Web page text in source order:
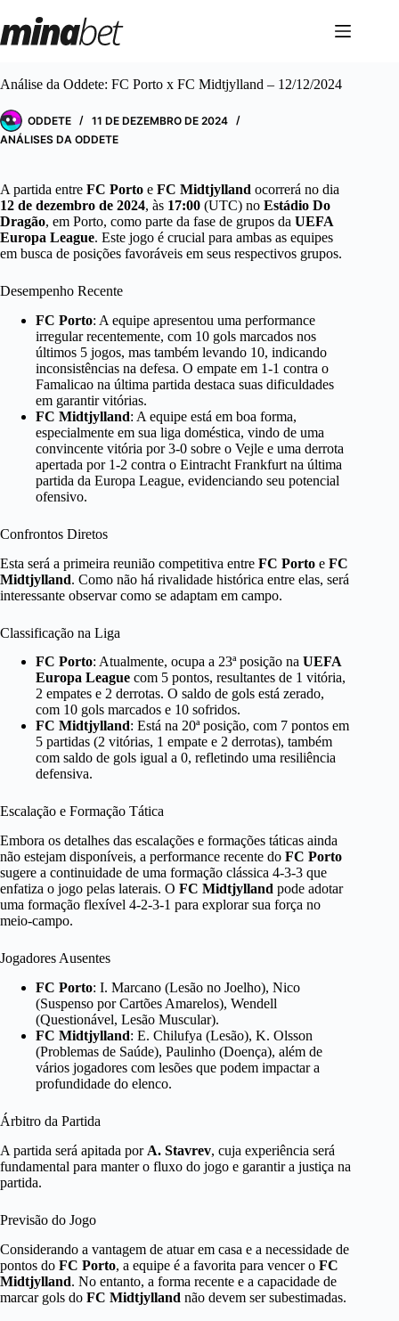
para
o
Análise da Oddete: FC Porto x FC Midtjylland – 12/12/2024
ODDETE
11 DE DEZEMBRO DE 2024
ANÁLISES DA ODDETE
A partida entre FC Porto e FC Midtjylland ocorrerá no dia
12 de dezembro de 2024, às 17:00 (UTC) no Estádio Do
Dragão, em Porto, como parte da fase de grupos da UEFA
Europa League. Este jogo é crucial para ambas as equipes
em busca de posições favoráveis em seus respectivos grupos.
Desempenho Recente
FC Porto: A equipe apresentou uma performance
irregular recentemente, com 10 gols marcados nos
últimos 5 jogos, mas também levando 10, indicando
inconsistências na defesa. O empate em 1-1 contra o
Famalicao na última partida destaca suas dificuldades
em garantir vitórias.
FC Midtjylland: A equipe está em boa forma,
especialmente em sua liga doméstica, vindo de uma
convincente vitória por 3-0 sobre o Vejle e uma derrota
apertada por 1-2 contra o Eintracht Frankfurt na última
partida da Europa League, evidenciando seu potencial
ofensivo.
Confrontos Diretos
Esta será a primeira reunião competitiva entre FC Porto e FC
Midtjylland. Como não há rivalidade histórica entre elas, será
interessante observar como se adaptam em campo.
Classificação na Liga
FC Porto: Atualmente, ocupa a 23ª posição na UEFA
Europa League com 5 pontos, resultantes de 1 vitória,
2 empates e 2 derrotas. O saldo de gols está zerado,
com 10 gols marcados e 10 sofridos.
FC Midtjylland: Está na 20ª posição, com 7 pontos em
5 partidas (2 vitórias, 1 empate e 2 derrotas), também
com saldo de gols igual a 0, refletindo uma resiliência
defensiva.
Escalação e Formação Tática
Embora os detalhes das escalações e formações táticas ainda
não estejam disponíveis, a performance recente do FC Porto
sugere a continuidade de uma formação clássica 4-3-3 que
enfatiza o jogo pelas laterais. O FC Midtjylland pode adotar
uma formação flexível 4-2-3-1 para explorar sua força no
meio-campo.
Jogadores Ausentes
FC Porto: I. Marcano (Lesão no Joelho), Nico
(Suspenso por Cartões Amarelos), Wendell
(Questionável, Lesão Muscular).
FC Midtjylland: E. Chilufya (Lesão), K. Olsson
(Problemas de Saúde), Paulinho (Doença), além de
vários jogadores com lesões que podem impactar a
profundidade do elenco.
Árbitro da Partida
A partida será apitada por A. Stavrev, cuja experiência será
fundamental para manter o fluxo do jogo e garantir a justiça na
partida.
Previsão do Jogo
Considerando a vantagem de atuar em casa e a necessidade de
pontos do FC Porto, a equipe é a favorita para vencer o FC
Midtjylland. No entanto, a forma recente e a capacidade de
marcar gols do FC Midtjylland não devem ser subestimadas.